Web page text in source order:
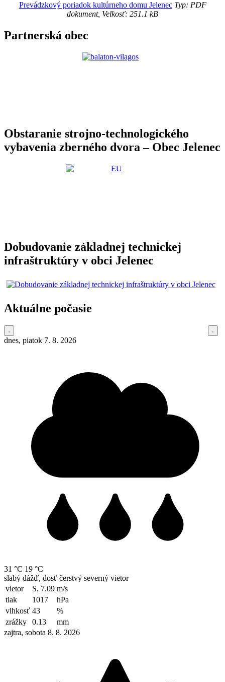
Prevádzkový poriadok kultúrneho domu JelenecTyp: PDF
dokument, Velkosť: 251.1 kB
Partnerská obec
Obstaranie strojno-technologického
vybavenia zberného dvora – Obec Jelenec
Dobudovanie základnej technickej
infraštruktúry v obci Jelenec
Aktuálne počasie
dnes, piatok 7. 8. 2026
31 °C 19 °C
slabý dážď, dosť čerstvý severný vietor
vietor
S, 7.09 m/s
tlak
1017
hPa
vlhkosť 43
%
zrážky
0.13
mm
zajtra, sobota 8. 8. 2026